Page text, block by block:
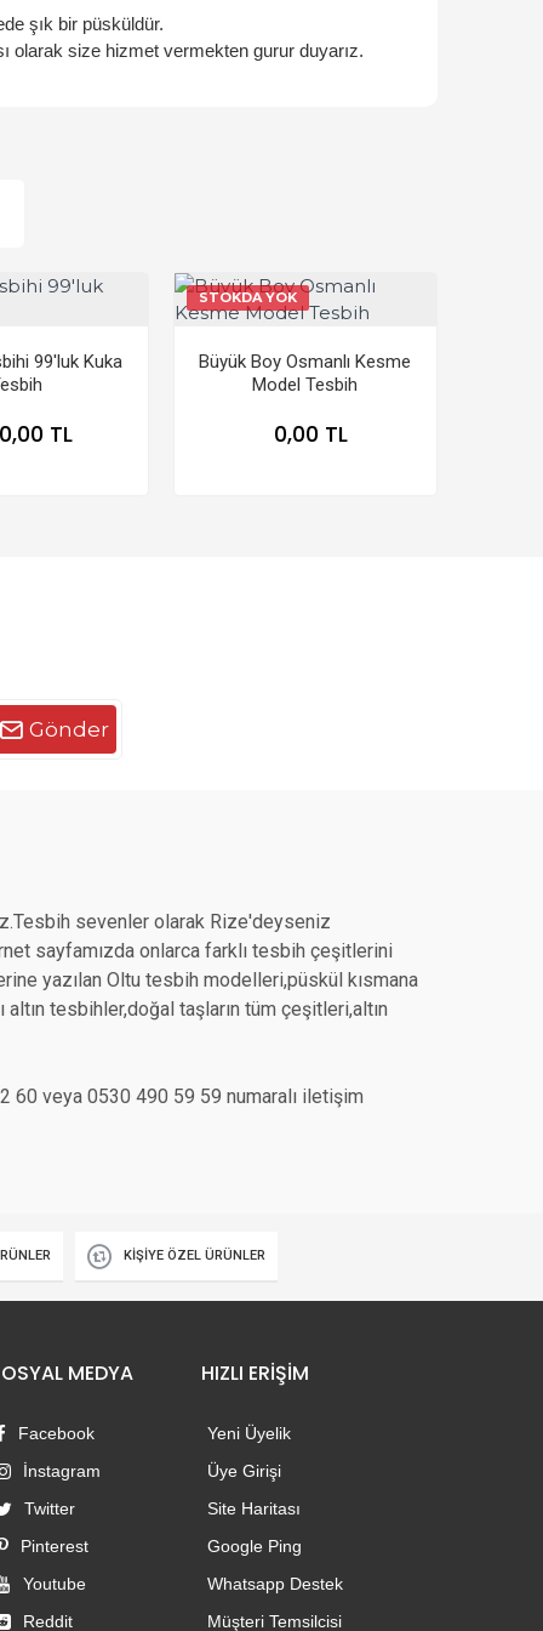
şık bir püsküldür.
olarak size hizmet vermekten gurur duyarız.
99'luk Kuka
TL
STOKDA YOK
Büyük Boy Osmanlı Kesme
Model Tesbih
0,00 TL
Gönder
sevenler olarak Rize'deyseniz
sayfamızda onlarca farklı tesbih çeşitlerini
yazılan Oltu tesbih modelleri,püskül kısmana
tesbihler,doğal taşların tüm çeşitleri,altın
60 veya 0530 490 59 59 numaralı iletişim
KİŞİYE ÖZEL ÜRÜNLER
MEDYA
Facebook
İnstagram
Twitter
Pinterest
Youtube
Reddit
HIZLI ERİŞİM
Yeni Üyelik
Üye Girişi
Site Haritası
Google Ping
Whatsapp Destek
Müşteri Temsilcisi